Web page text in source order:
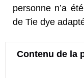
personne n’a
de Tie dye
Contenu de la